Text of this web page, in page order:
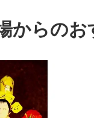
からの